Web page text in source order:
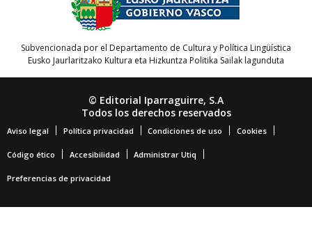
Subvencionada por el Departamento de Cultura y Política Lingüística
Eusko Jaurlaritzako Kultura eta Hizkuntza Politika Sailak lagunduta
© Editorial Iparraguirre, S.A
Todos los derechos reservados
Aviso legal Política privacidad Condiciones de uso Cookies
Código ético Accesibilidad Administrar Utiq
Preferencias de privacidad